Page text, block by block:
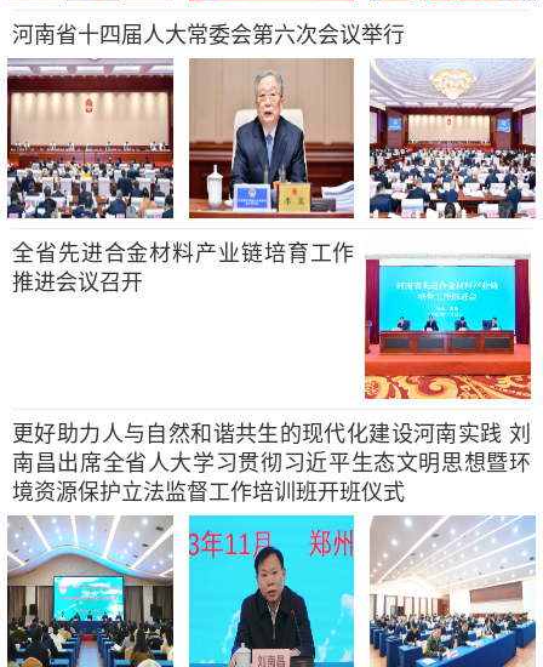
河南省十四届人大常委会第六次会议举行
全省先进合金材料产业链培育工作
推进会议召开
更好助力人与自然和谐共生的现代化建设河南实践 刘
南昌出席全省人大学习贯彻习近平生态文明思想暨环
境资源保护立法监督工作培训班开班仪式